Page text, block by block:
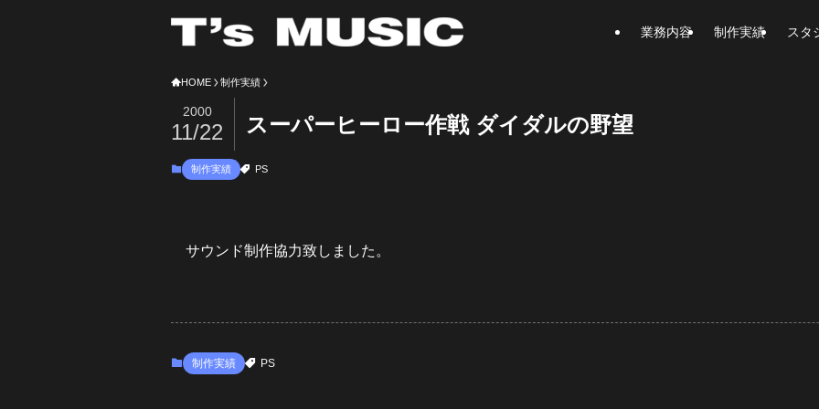
業務内容 制作実績 スタ
HOME 制作実績
スーパーヒーロー作戦 ダイダルの野望
2000
11/22
制作実績 PS
サウンド制作協力致しました。
制作実績 PS